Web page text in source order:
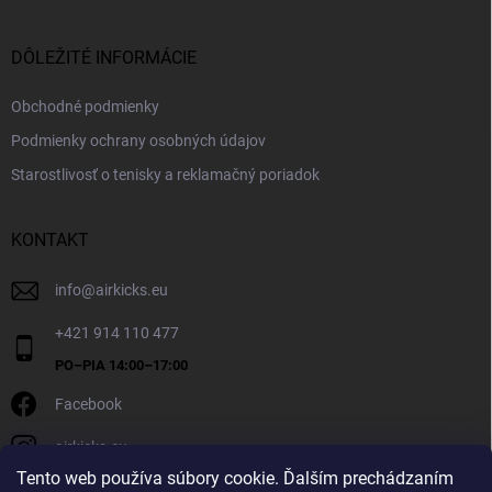
Tento web používa súbory cookie. Ďalším prechádzaním
DÔLEŽITÉ INFORMÁCIE
Obchodné podmienky
Podmienky ochrany osobných údajov
Starostlivosť o tenisky a reklamačný poriadok
KONTAKT
info@airkicks.eu
+421 914 110 477
Facebook
airkicks.eu